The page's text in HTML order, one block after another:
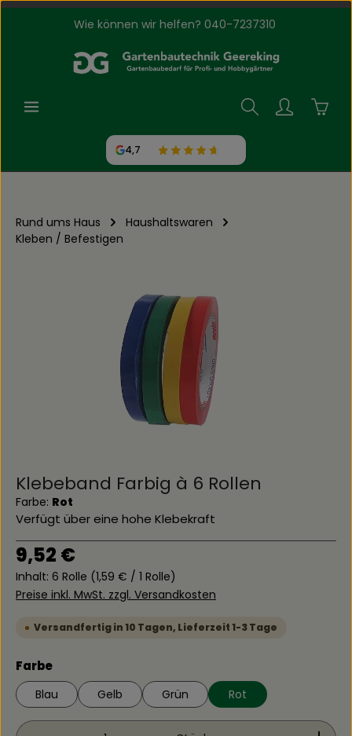
Zum Hauptinhalt springen
Wie können wir helfen? 040-7237310
4,7
Rund ums Haus
Haushaltswaren
Kleben / Befestigen
Klebeband Farbig à 6 Rollen
Farbe: Rot
Verfügt über eine hohe Klebekraft
Regulärer Preis:
9,52 €
Inhalt: 6 Rolle (1,59 € / 1 Rolle)
Preise inkl. MwSt. zzgl. Versandkosten
Versandfertig in 10 Tagen, Lieferzeit 1-3 Tage
Farbeauswählen
Blau Gelb Grün Rot
Produkt Anzahl: Gib den gewünschten Wert